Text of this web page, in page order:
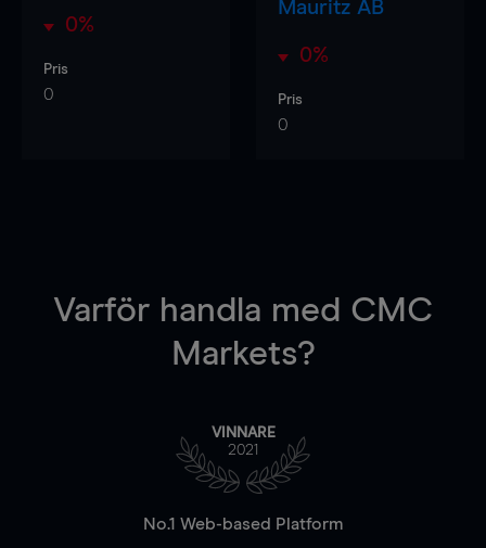
0%
Pris
0
Mauritz AB
0%
Pris
0
Varför handla med CMC
Markets?
VINNARE
2021
No.1 Web-based Platform